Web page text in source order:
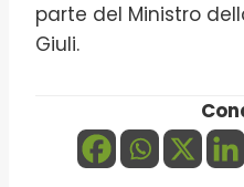
parte del Ministro
Giuli.